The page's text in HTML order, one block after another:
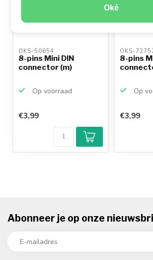
Oké
OKS-50654
8-pins Mini DIN
connector (m)
Op voorraad
€3,99
OKS-
8-pins
Op
€3,99
Abonneer je op onze